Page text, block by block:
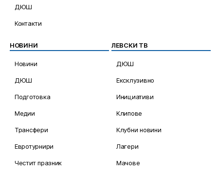
ДЮШ
Контакти
НОВИНИ
Новини
ДЮШ
Подготовка
Медии
Трансфери
Евротурнири
Честит празник
ЛЕВСКИ ТВ
ДЮШ
Ексклузивно
Инициативи
Клипове
Клубни новини
Лагери
Мачове